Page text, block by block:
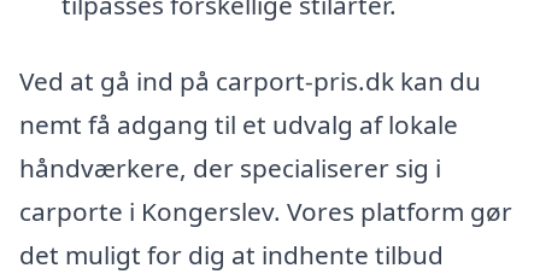
Ved at gå ind på carport-pris.dk kan du
nemt få adgang til et udvalg af lokale
håndværkere, der specialiserer sig i
carporte i Kongerslev. Vores platform gør
det muligt for dig at indhente tilbud